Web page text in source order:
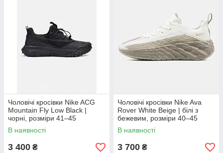
Чоловічі кросівки Nike ACG
Mountain Fly Low Black |
чорні, розміри 41–45
В наявності
3 400 ₴
Чоловічі кросівки Nike Ava
Rover White Beige | білі з
бежевим, розміри 40–45
В наявності
3 700 ₴